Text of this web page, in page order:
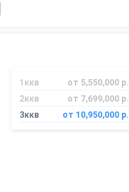
1ккв
от 5,550,000 р.
2ккв
от 7,699,000 р.
3ккв
от 10,950,000 р.